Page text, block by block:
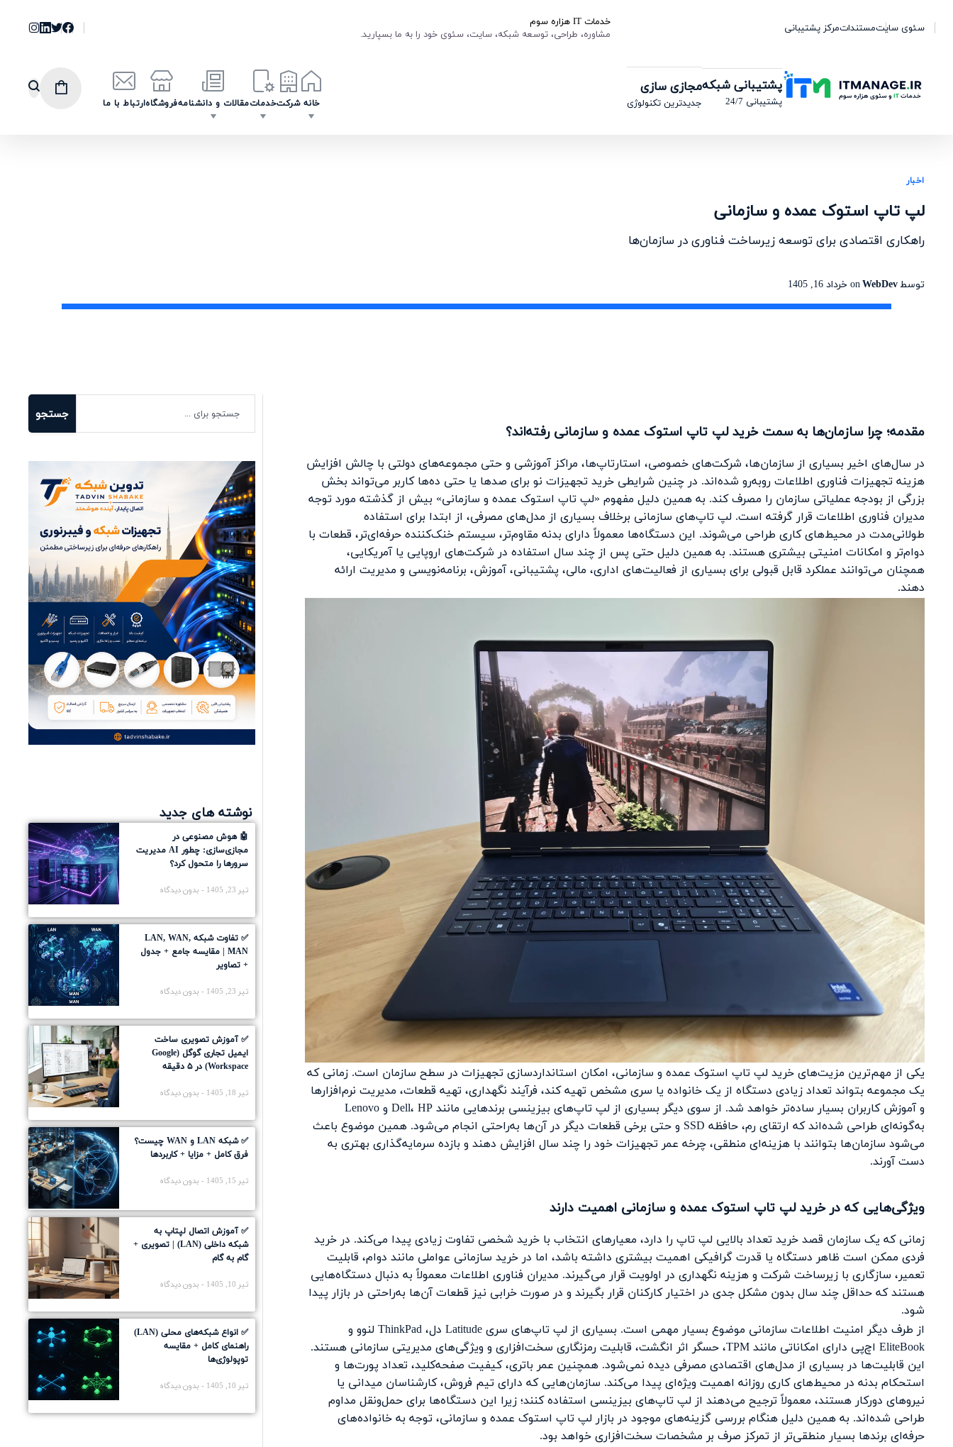
خدمات IT هزاره سوم
مشاوره، طراحی، توسعه شبکه، سایت، سئوی خود را به ما بسپارید.
سئوی سایتمستنداتمرکز پشتیبانی
خانه شرکتخدماتمقالات و دانشنامهفروشگاهارتباط با ما
پشتیبانی شبکه
پشتیبانی 24/7
مجازی سازی
جدیدترین تکنولوژی
اخبار
لپ تاپ استوک عمده و سازمانی
راهکاری اقتصادی برای توسعه زیرساخت فناوری در سازمان‌ها
توسطWebDev
onخرداد 16, 1405
مقدمه؛ چرا سازمان‌ها به سمت خرید لپ تاپ استوک عمده و سازمانی رفته‌اند؟
در سال‌های اخیر بسیاری از سازمان‌ها، شرکت‌های خصوصی، استارتاپ‌ها، مراکز آموزشی و حتی مجموعه‌های دولتی با چالش افزایش
هزینه تجهیزات فناوری اطلاعات روبه‌رو شده‌اند. در چنین شرایطی خرید تجهیزات نو برای صدها یا حتی ده‌ها کاربر می‌تواند بخش
بزرگی از بودجه عملیاتی سازمان را مصرف کند. به همین دلیل مفهوم «لپ تاپ استوک عمده و سازمانی» بیش از گذشته مورد توجه
مدیران فناوری اطلاعات قرار گرفته است. لپ تاپ‌های سازمانی برخلاف بسیاری از مدل‌های مصرفی، از ابتدا برای استفاده
طولانی‌مدت در محیط‌های کاری طراحی می‌شوند. این دستگاه‌ها معمولاً دارای بدنه مقاوم‌تر، سیستم خنک‌کننده حرفه‌ای‌تر، قطعات با
دوام‌تر و امکانات امنیتی بیشتری هستند. به همین دلیل حتی پس از چند سال استفاده در شرکت‌های اروپایی یا آمریکایی،
همچنان می‌توانند عملکرد قابل قبولی برای بسیاری از فعالیت‌های اداری، مالی، پشتیبانی، آموزش، برنامه‌نویسی و مدیریت ارائه
دهند.
یکی از مهم‌ترین مزیت‌هایخرید لپ تاپ استوک عمده و سازمانی، امکان استانداردسازی تجهیزات در سطح سازمان است. زمانی که
یک مجموعه بتواند تعداد زیادی دستگاه از یک خانواده یا سری مشخص تهیه کند، فرآیند نگهداری، تهیه قطعات، مدیریت نرم‌افزارها
و آموزش کاربران بسیار ساده‌تر خواهد شد. از سوی دیگر بسیاری از لپ تاپ‌های بیزینسی برندهایی مانند Dell، HP و Lenovo
به‌گونه‌ای طراحی شده‌اند که ارتقای رم، حافظه SSD و حتی برخی قطعات دیگر در آن‌ها به‌راحتی انجام می‌شود. همین موضوع باعث
می‌شود سازمان‌ها بتوانند با هزینه‌ای منطقی، چرخه عمر تجهیزات خود را چند سال افزایش دهند و بازده سرمایه‌گذاری بهتری به
دست آورند.
ویژگی‌هایی که در خرید لپ تاپ استوک عمده و سازمانی اهمیت دارند
زمانی که یک سازمان قصد خرید تعداد بالایی لپ تاپ را دارد، معیارهای انتخاب با خرید شخصی تفاوت زیادی پیدا می‌کند. در خرید
فردی ممکن است ظاهر دستگاه یا قدرت گرافیکی اهمیت بیشتری داشته باشد، اما در خرید سازمانی عواملی مانند دوام، قابلیت
تعمیر، سازگاری با زیرساخت شرکت و هزینه نگهداری در اولویت قرار می‌گیرند. مدیران فناوری اطلاعات معمولاً به دنبال دستگاه‌هایی
هستند که حداقل چند سال بدون مشکل جدی در اختیار کارکنان قرار بگیرند و در صورت خرابی نیز قطعات آن‌ها به‌راحتی در بازار پیدا
شود.
از طرف دیگر امنیت اطلاعات سازمانی موضوع بسیار مهمی است. بسیاری از لپ تاپ‌های سری Latitude دل، ThinkPad لنوو و
EliteBook اچ‌پی دارای امکاناتی مانند TPM، حسگر اثر انگشت، قابلیت رمزنگاری سخت‌افزاری و ویژگی‌های مدیریتی سازمانی هستند.
این قابلیت‌ها در بسیاری از مدل‌های اقتصادی مصرفی دیده نمی‌شود. همچنین عمر باتری، کیفیت صفحه‌کلید، تعداد پورت‌ها و
استحکام بدنه در محیط‌های کاری روزانه اهمیت ویژه‌ای پیدا می‌کند. سازمان‌هایی که دارای تیم فروش، کارشناسان میدانی یا
نیروهای دورکار هستند، معمولاً ترجیح می‌دهند از لپ تاپ‌های بیزینسی استفاده کنند؛ زیرا این دستگاه‌ها برای حمل‌ونقل مداوم
طراحی شده‌اند. به همین دلیل هنگام بررسی گزینه‌های موجود در بازار لپ تاپ استوک عمده و سازمانی، توجه به خانواده‌های
حرفه‌ای برندها بسیار منطقی‌تر از تمرکز صرف بر مشخصات سخت‌افزاری خواهد بود.
جستجو
نوشته های جدید
🤖 هوش مصنوعی در
مجازی‌سازی: چطور AI مدیریت
سرورها را متحول کرد؟
تیر 23, 1405 بدون دیدگاه
✅ تفاوت شبکه LAN, WAN,
MAN | مقایسه جامع + جدول
+ تصاویر
تیر 23, 1405 بدون دیدگاه
✅ آموزش تصویری ساخت
ایمیل تجاری گوگل (Google
Workspace) در ۵ دقیقه
تیر 18, 1405 بدون دیدگاه
✅ شبکه LAN و WAN چیست؟
فرق کامل + مزایا + کاربردها
تیر 15, 1405 بدون دیدگاه
✅ آموزش اتصال لپتاپ به
شبکه داخلی (LAN) | تصویری +
گام به گام
تیر 10, 1405 بدون دیدگاه
✅ انواع شبکه‌های محلی (LAN)
راهنمای کامل + مقایسه
توپولوژی‌ها
تیر 10, 1405 بدون دیدگاه